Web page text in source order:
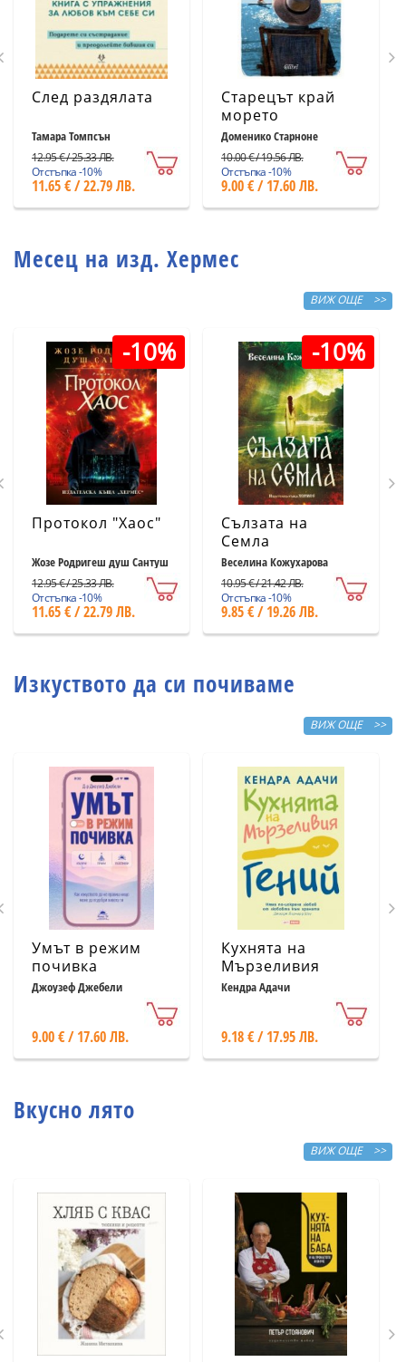
След раздялата
Тамара Томпсън
12.95 € / 25.33 ЛВ.
Отстъпка -10%
11.65 € / 22.79 ЛВ.
Старецът край
морето
Доменико Старноне
10.00 € / 19.56 ЛВ.
Отстъпка -10%
9.00 € / 17.60 ЛВ.
Месец на изд. Хермес
ВИЖ ОЩЕ >>
-10%
Протокол "Хаос"
Жозе Родригеш душ Сантуш
12.95 € / 25.33 ЛВ.
Отстъпка -10%
11.65 € / 22.79 ЛВ.
-10%
Сълзата на
Семла
Веселина Кожухарова
10.95 € / 21.42 ЛВ.
Отстъпка -10%
9.85 € / 19.26 ЛВ.
Изкуството да си почиваме
ВИЖ ОЩЕ >>
Умът в режим
почивка
Джоузеф Джебели
9.00 € / 17.60 ЛВ.
Кухнята на
Мързеливия
гений
Кендра Адачи
9.18 € / 17.95 ЛВ.
Вкусно лято
ВИЖ ОЩЕ >>